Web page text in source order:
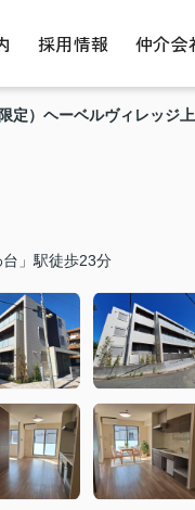
採用情報 仲介会
限定）ヘーベルヴィレッジ
」駅徒歩23分